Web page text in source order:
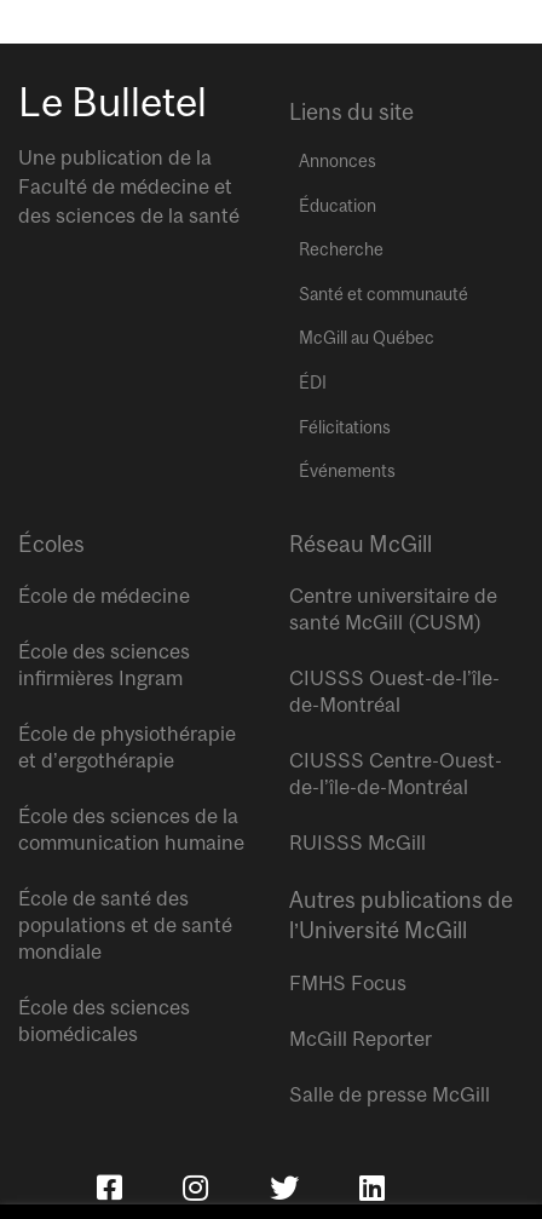
Le Bulletel
Une publication de la
Faculté de médecine et
des sciences de la santé
Liens du site
Annonces
Éducation
Recherche
Santé et communauté
McGill au Québec
ÉDI
Félicitations
Événements
Écoles
École de médecine
École des sciences
infirmières Ingram
École de physiothérapie
et d’ergothérapie
École des sciences de la
communication humaine
École de santé des
populations et de santé
mondiale
École des sciences
biomédicales
Réseau McGill
Centre universitaire de
santé McGill (CUSM)
CIUSSS Ouest-de-l’île-
de-Montréal
CIUSSS Centre-Ouest-
de-l’île-de-Montréal
RUISSS McGill
Autres publications de
l’Université McGill
FMHS Focus
McGill Reporter
Salle de presse McGill